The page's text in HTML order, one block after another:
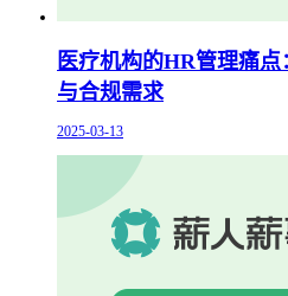
医疗机构的HR管理痛点
与合规需求
2025-03-13